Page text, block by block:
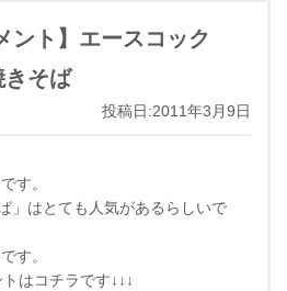
ント】エースコック
そば
投稿日:2011年3月9日
す。
」はとても人気があるらしいで
す。
はコチラです↓↓↓